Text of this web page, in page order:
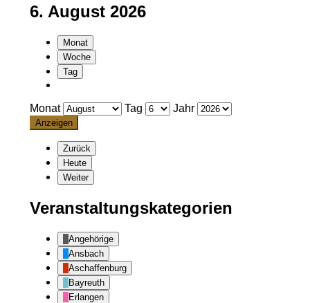
6. August 2026
Monat
Woche
Tag
Monat Tag Jahr
Zurück
Heute
Weiter
Veranstaltungskategorien
Angehörige
Ansbach
Aschaffenburg
Bayreuth
Erlangen